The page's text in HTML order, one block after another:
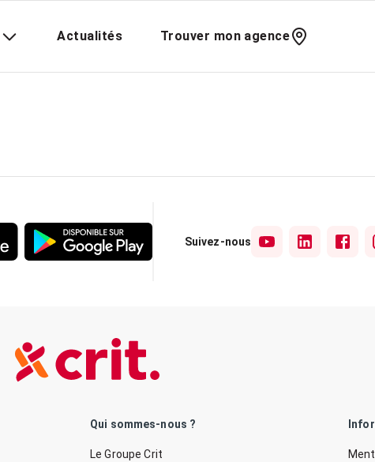
Actualités Trouver mon agence
Suivez-nous
Qui sommes-nous ?
Le Groupe Crit